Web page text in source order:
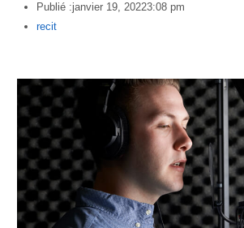
Publié :janvier 19, 20223:08 pm
Author
recit